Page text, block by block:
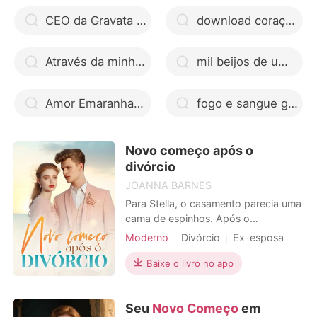
CEO da Gravata Cinza download coração sombrio estefano livro pdf
Através da minha janela Os irmãos Hidalgo ler online mil beijos de um garoto google drive
Amor Emaranhado do Destino pdf docero fogo e sangue google drive
Novo começo após o
divórcio
JOANNA BARNES
Para Stella, o casamento parecia uma
cama de espinhos. Após o
casamento, ela viveu como uma
dia, Waylon, seu implacável marido,
disse a ela: "Ayla vai voltar, você tem
divoriciar", respondeu Stella. Ela saiu
Moderno Divórcio
Ex-esposa
CEO
Arrogante / Dominante
Baixe o livro no app
Seu Novo Começoem